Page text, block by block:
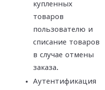
купленных
товаров
пользователю и
списание товаров
в случае отмены
заказа.
Аутентификация